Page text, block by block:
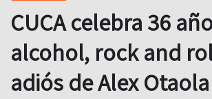
CUCA celebra 36
alcohol, rock and
adiós de Alex Otaola